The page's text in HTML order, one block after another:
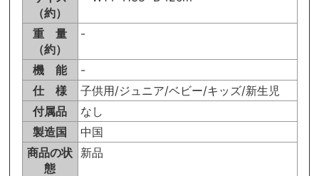
（約）
重 量
（約）
-
機 能
-
仕 様
子供用/ジュニア/ベビー/キッズ/新生児
付属品
なし
製造国
中国
商品の状
態
新品